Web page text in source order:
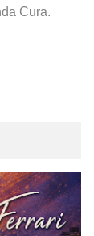
Cura.